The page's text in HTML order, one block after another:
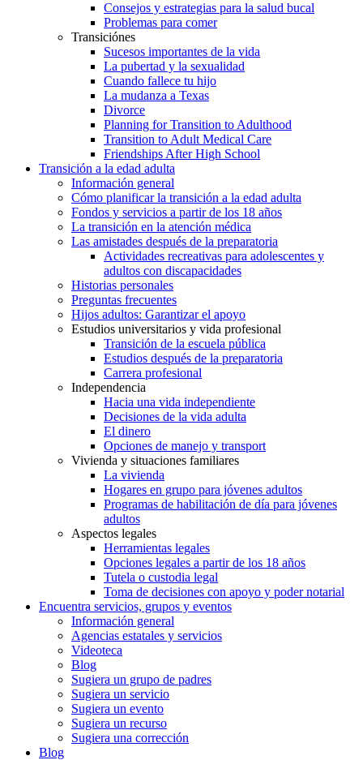
Consejos y estrategias para la salud bucal
Problemas para comer
Transiciónes
Sucesos importantes de la vida
La pubertad y la sexualidad
Cuando fallece tu hijo
La mudanza a Texas
Divorce
Planning for Transition to Adulthood
Transition to Adult Medical Care
Friendships After High School
Transición a la edad adulta
Información general
Cómo planificar la transición a la edad adulta
Fondos y servicios a partir de los 18 años
La transición en la atención médica
Las amistades después de la preparatoria
Actividades recreativas para adolescentes y
adultos con discapacidades
Historias personales
Preguntas frecuentes
Hijos adultos: Garantizar el apoyo
Estudios universitarios y vida profesional
Transición de la escuela pública
Estudios después de la preparatoria
Carrera profesional
Independencia
Hacia una vida independiente
Decisiones de la vida adulta
El dinero
Opciones de manejo y transport
Vivienda y situaciones familiares
La vivienda
Hogares en grupo para jóvenes adultos
Programas de habilitación de día para jóvenes
adultos
Aspectos legales
Herramientas legales
Opciones legales a partir de los 18 años
Tutela o custodia legal
Toma de decisiones con apoyo y poder notarial
Encuentra servicios, grupos y eventos
Información general
Agencias estatales y servicios
Videoteca
Blog
Sugiera un grupo de padres
Sugiera un servicio
Sugiera un evento
Sugiera un recurso
Sugiera una corrección
Blog